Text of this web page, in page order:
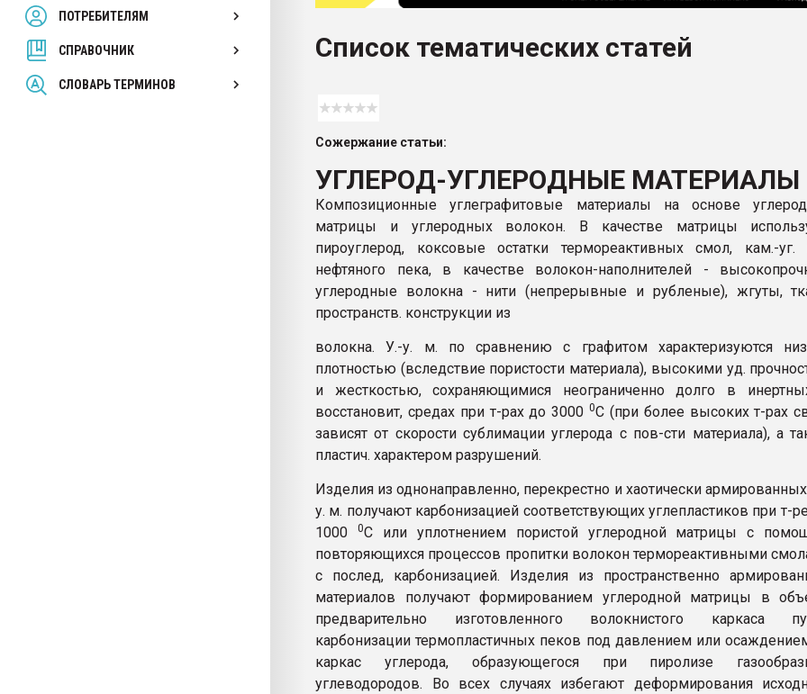
ПОТРЕБИТЕЛЯМ
СПРАВОЧНИК
СЛОВАРЬ ТЕРМИНОВ
ситуацией на строительном рынке
ПЕРЕЙТИ НА ФОРУМ
Список тематических статей
Сожержание статьи:
УГЛЕРОД-УГЛЕРОДНЫЕ МАТЕРИАЛЫ
Композиционные углеграфитовые материалы на основе
матрицы и углеродных волокон. В качестве матрицы
пироуглерод, коксовые остатки термореактивных смол, кам.-уг.
нефтяного пека, в качестве волокон-наполнителей -
углеродные волокна - нити (непрерывные и рубленые), жгуты,
пространств. конструкции из
волокна. У.-у. м. по сравнению с графитом характеризуются
плотностью (вследствие пористости материала), высокими уд.
и жесткостью, сохраняющимися неограниченно долго в
восстановит, средах при т-рах до 30000C (при более высоких т-рах
зависят от скорости сублимации углерода с пов-сти материала), а
пластич. характером разрушений.
Изделия из однонаправленно, перекрестно и хаотически
у. м. получают карбонизацией соответствующих углепластиков при т-
1000
0C или уплотнением пористой углеродной матрицы с
повторяющихся процессов пропитки волокон термореактивными
с послед, карбонизацией. Изделия из пространственно
материалов получают формированием углеродной матрицы в
предварительно изготовленного волокнистого каркаса
карбонизации термопластичных пеков под давлением или
каркас углерода, образующегося при пиролизе
углеводородов. Во всех случаях избегают деформирования